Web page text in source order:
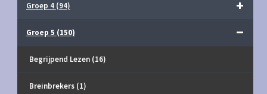
Groep 4 (94)
Groep 5 (150)
Begrijpend Lezen (16)
Breinbrekers (1)